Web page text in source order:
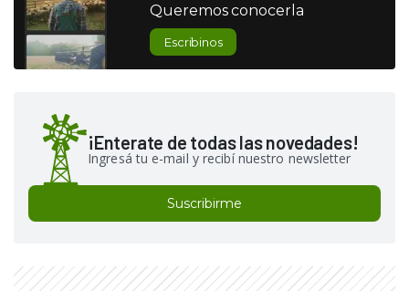
Queremos conocerla
Escribinos
¡Enterate de todas las novedades!
Ingresá tu e-mail y recibí nuestro newsletter
Suscribirme